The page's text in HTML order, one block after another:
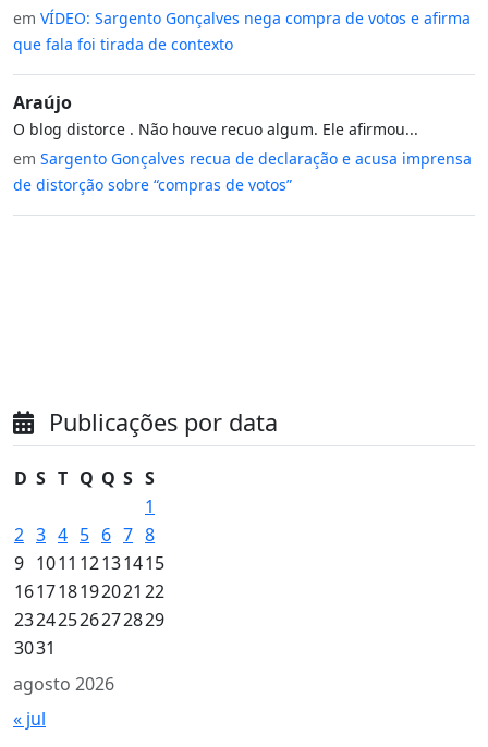
em VÍDEO: Sargento Gonçalves nega compra de votos e afirma
que fala foi tirada de contexto
Araújo
O blog distorce . Não houve recuo algum. Ele afirmou...
em Sargento Gonçalves recua de declaração e acusa imprensa
de distorção sobre “compras de votos”
Publicações por data
agosto 2026
D S T Q Q S S
1
2 3 4 5 6 7 8
9 1011 12131415
161718192021 22
23242526272829
3031
« jul